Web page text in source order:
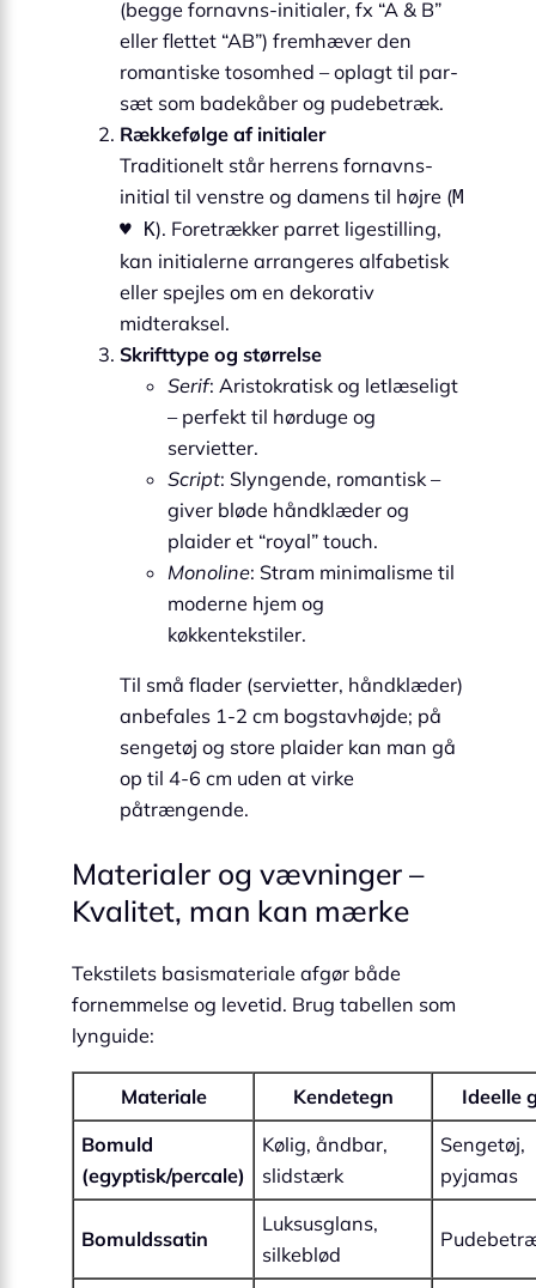
(begge fornavns-initialer, fx “A & B”
eller flettet “AB”) fremhæver den
romantiske tosomhed – oplagt til par-
sæt som badekåber og pudebetræk.
Rækkefølge af initialer
Traditionelt står herrens fornavns-
initial til venstre og damens til højre (M
♥ K). Foretrækker parret ligestilling,
kan initialerne arrangeres alfabetisk
eller spejles om en dekorativ
midteraksel.
Skrifttype og størrelse
Serif: Aristokratisk og letlæseligt
– perfekt til hørduge og
servietter.
Script: Slyngende, romantisk –
giver bløde håndklæder og
plaider et “royal” touch.
Monoline: Stram minimalisme til
moderne hjem og
køkkentekstiler.
Til små flader (servietter, håndklæder)
anbefales 1-2 cm bogstavhøjde; på
sengetøj og store plaider kan man gå
op til 4-6 cm uden at virke
påtrængende.
Materialer og vævninger –
Kvalitet, man kan mærke
Tekstilets basismateriale afgør både
fornemmelse og levetid. Brug tabellen som
lyn­guide:
Materiale Kendetegn
Ideelle
Bomuld
(egyptisk/percale)
Kølig, åndbar,
slidstærk
Sengetøj,
pyjamas
Bomuldssatin
Luksusglans,
silkeblød